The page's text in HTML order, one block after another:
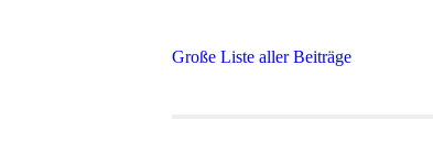
Große Liste aller Beiträge